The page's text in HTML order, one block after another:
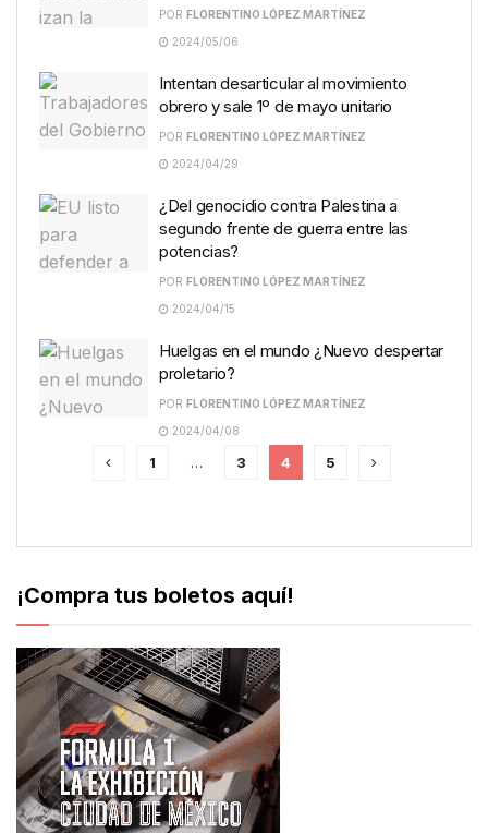
POR FLORENTINO LÓPEZ MARTÍNEZ
2024/05/06
Intentan desarticular al movimiento
obrero y sale 1º de mayo unitario
POR FLORENTINO LÓPEZ MARTÍNEZ
2024/04/29
¿Del genocidio contra Palestina a
segundo frente de guerra entre las
potencias?
POR FLORENTINO LÓPEZ MARTÍNEZ
2024/04/15
Huelgas en el mundo ¿Nuevo despertar
proletario?
POR FLORENTINO LÓPEZ MARTÍNEZ
2024/04/08
1 … 3 4 5
¡Compra tus boletos aquí!